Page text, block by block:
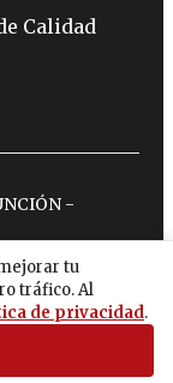
tu
tráfico. Al
de privacidad.
Calidad
-